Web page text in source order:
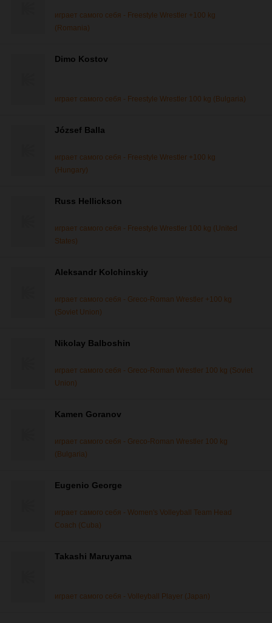
играет самого себя - Freestyle Wrestler +100 kg
(Romania)
Dimo Kostov
играет самого себя - Freestyle Wrestler 100 kg (Bulgaria)
József Balla
играет самого себя - Freestyle Wrestler +100 kg
(Hungary)
Russ Hellickson
играет самого себя - Freestyle Wrestler 100 kg (United
States)
Aleksandr Kolchinskiy
играет самого себя - Greco-Roman Wrestler +100 kg
(Soviet Union)
Nikolay Balboshin
играет самого себя - Greco-Roman Wrestler 100 kg (Soviet
Union)
Kamen Goranov
играет самого себя - Greco-Roman Wrestler 100 kg
(Bulgaria)
Eugenio George
играет самого себя - Women's Volleyball Team Head
Coach (Cuba)
Takashi Maruyama
играет самого себя - Volleyball Player (Japan)